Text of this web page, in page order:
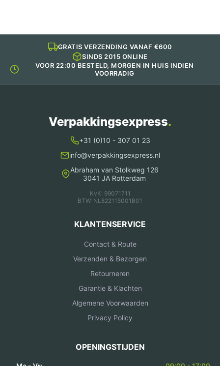
GRATIS VERZENDING VANAF €600
SINDS 2015 ONLINE
VOOR 22:00 BESTELD, MORGEN IN HUIS INDIEN
VOORRADIG
Verpakkingsexpress.
+31 (0)10 - 307 01 23
info@verpakkingsexpress.nl
Abraham van Stolkweg 126
3041 JA Rotterdam
KvK: 99071711
BTW: NL822115001B01
KLANTENSERVICE
Contact & Route
Verzenden & Bezorgen
Retourneren
Garantie & Klachten
Algemene Voorwaarden
Privacy Policy
OPENINGSTIJDEN